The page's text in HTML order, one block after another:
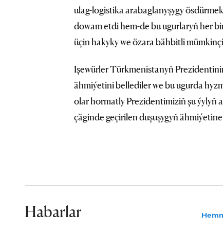
ulag-logistika arabaglanyşygy
dowam etdi hem-de bu ugurlaryň her
üçin hakyky we özara bähbitli
Işewürler Türkmenistanyň
ähmiýetini bellediler we bu ugurda
olar hormatly Prezidentimiziň şu ýylyň
çäginde geçirilen duşuşygyň
Habarlar